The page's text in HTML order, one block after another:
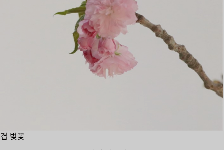
겹 벚꽃